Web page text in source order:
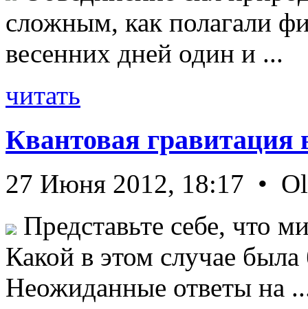
сложным, как полагали
весенних дней один и ...
читать
Квантовая гравитация
27 Июня 2012, 18:17 •
Представьте себе, что
Какой в этом случае
Неожиданные ответы на